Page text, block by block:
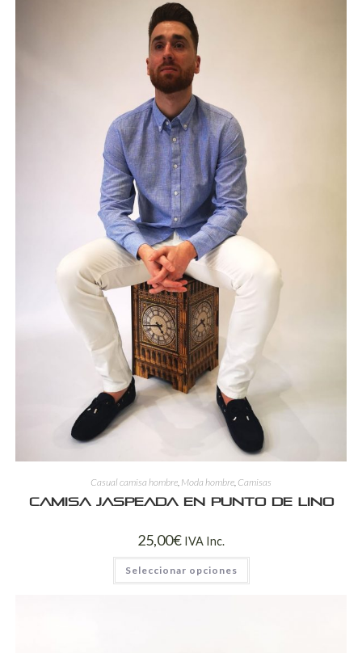
Casual camisa hombre, Moda hombre, Camisas
Camisa jaspeada en punto de lino
25,00€ IVA Inc.
Seleccionar opciones